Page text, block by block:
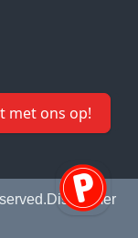
Disclaimer
met ons op!